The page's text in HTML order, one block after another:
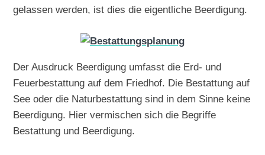
gelassen werden, ist dies die eigentliche Beerdigung.
Der Ausdruck Beerdigung umfasst die Erd- und
Feuerbestattung auf dem Friedhof. Die Bestattung auf
See oder die Naturbestattung sind in dem Sinne keine
Beerdigung. Hier vermischen sich die Begriffe
Bestattung und Beerdigung.